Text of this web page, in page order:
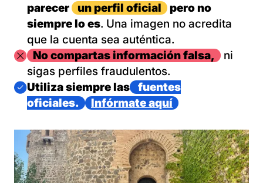
parecer
un perfil oficial
pero no
siempre lo es. Una imagen no acredita
que la cuenta sea auténtica.
ImagenNo compartas información falsa,
ni
sigas perfiles fraudulentos.
Imagen
Utiliza siempre las
fuentes
oficiales.
Infórmate aquí